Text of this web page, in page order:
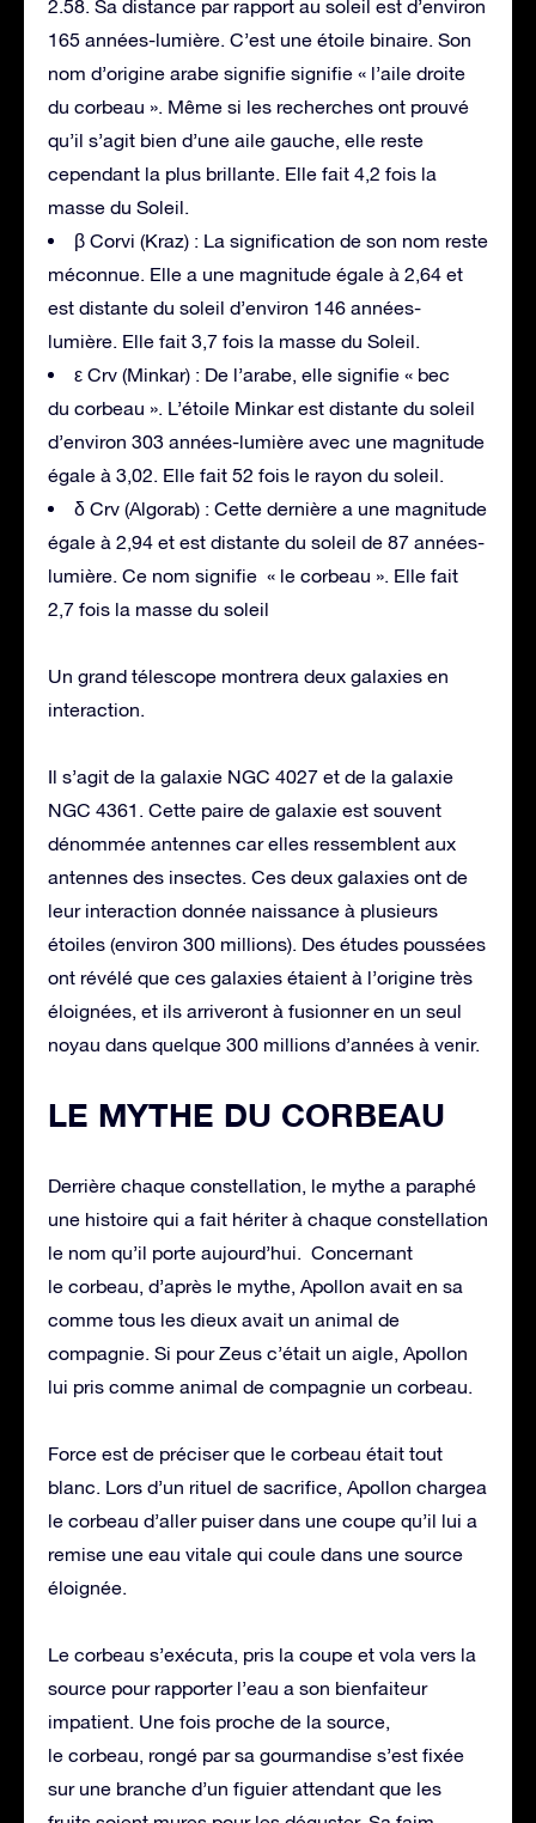
2.58. Sa distance par rapport au soleil est d’environ
165 années-lumière. C’est une étoile binaire. Son
nom d’origine arabe signifie signifie « l’aile droite
du corbeau ». Même si les recherches ont prouvé
qu’il s’agit bien d’une aile gauche, elle reste
cependant la plus brillante. Elle fait 4,2 fois la
masse du Soleil.
β Corvi (Kraz) : La signification de son nom reste
méconnue. Elle a une magnitude égale à 2,64 et
est distante du soleil d’environ 146 années-
lumière. Elle fait 3,7 fois la masse du Soleil.
ε Crv (Minkar) : De l’arabe, elle signifie « bec
du corbeau ». L’étoile Minkar est distante du soleil
d’environ 303 années-lumière avec une magnitude
égale à 3,02. Elle fait 52 fois le rayon du soleil.
δ Crv (Algorab) : Cette dernière a une magnitude
égale à 2,94 et est distante du soleil de 87 années-
lumière. Ce nom signifie « le corbeau ». Elle fait
2,7 fois la masse du soleil
Un grand télescope montrera deux galaxies en
interaction.
Il s’agit de la galaxie NGC 4027 et de la galaxie
NGC 4361. Cette paire de galaxie est souvent
dénommée antennes car elles ressemblent aux
antennes des insectes. Ces deux galaxies ont de
leur interaction donnée naissance à plusieurs
étoiles (environ 300 millions). Des études poussées
ont révélé que ces galaxies étaient à l’origine très
éloignées, et ils arriveront à fusionner en un seul
noyau dans quelque 300 millions d’années à venir.
LE MYTHE DU CORBEAU
Derrière chaque constellation, le mythe a paraphé
une histoire qui a fait hériter à chaque constellation
le nom qu’il porte aujourd’hui. Concernant
le corbeau, d’après le mythe, Apollon avait en sa
comme tous les dieux avait un animal de
compagnie. Si pour Zeus c’était un aigle, Apollon
lui pris comme animal de compagnie un corbeau.
Force est de préciser que le corbeau était tout
blanc. Lors d’un rituel de sacrifice, Apollon chargea
le corbeau d’aller puiser dans une coupe qu’il lui a
remise une eau vitale qui coule dans une source
éloignée.
Le corbeau s’exécuta, pris la coupe et vola vers la
source pour rapporter l’eau a son bienfaiteur
impatient. Une fois proche de la source,
le corbeau, rongé par sa gourmandise s’est fixée
sur une branche d’un figuier attendant que les